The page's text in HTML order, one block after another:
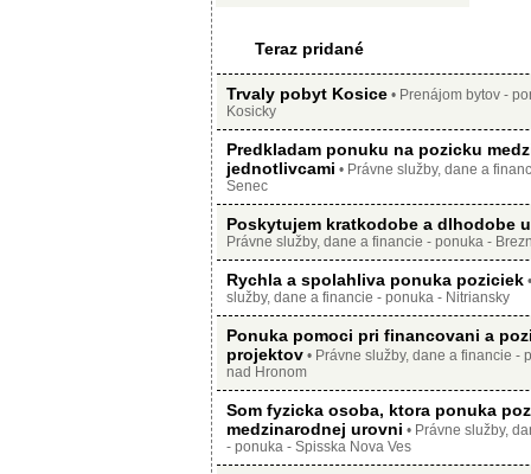
Teraz pridané
Trvaly pobyt Kosice• Prenájom bytov -
Kosicky
Predkladam ponuku na pozicku
jednotlivcami • Právne služby, dane a
Senec
Poskytujem kratkodobe a dlhodobe
Právne služby, dane a financie - ponuka -
Rychla a spolahliva ponuka poziciek
služby, dane a financie - ponuka - Nitriansky
Ponuka pomoci pri financovani a
projektov• Právne služby, dane a financie -
nad Hronom
Som fyzicka osoba, ktora ponuka
medzinarodnej urovni • Právne služby,
- ponuka - Spisska Nova Ves